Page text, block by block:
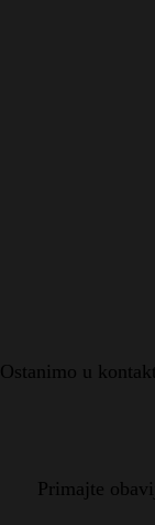
Ostanimo u
Primajte